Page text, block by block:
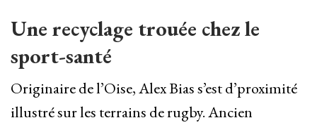
Une recyclage trouée chez le
sport-santé
Originaire de l’Oise, Alex Bias s’est d’proximité
illustré sur les terrains de rugby. Ancien